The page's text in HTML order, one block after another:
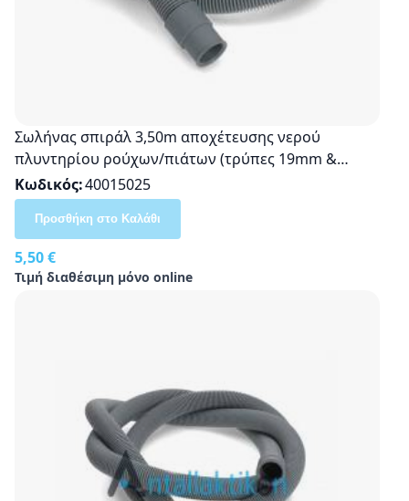
Σωλήνας σπιράλ 3,50m αποχέτευσης νερού
πλυντηρίου ρούχων/πιάτων (τρύπες 19mm &
22mm) ΓΕΝΙΚΗΣ ΧΡΗΣΗΣ
Κωδικός 40015025
5,50 €
Τιμή διαθέσιμη μόνο online
Προσθήκη στο Καλάθι